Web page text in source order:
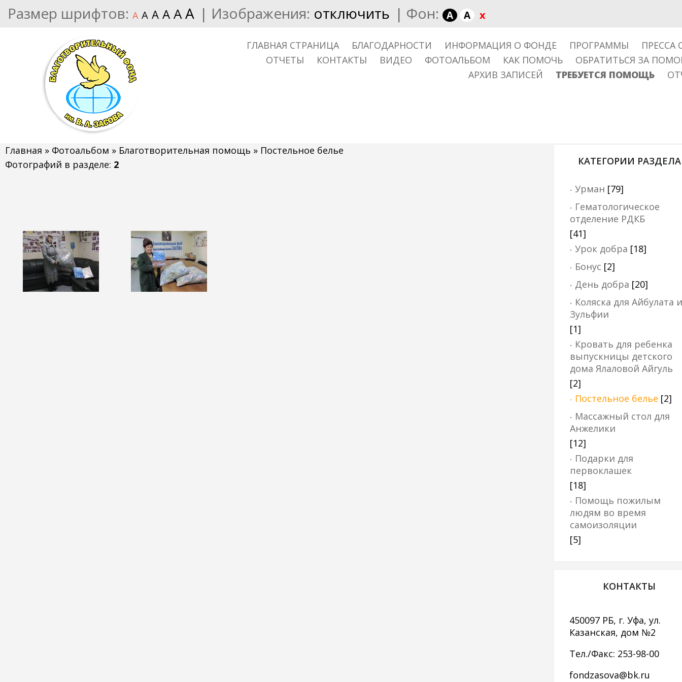
Размер шрифтов: A A A A AA | Изображения: отключить | Фон: A A x
ГЛАВНАЯ СТРАНИЦА БЛАГОДАРНОСТИ ИНФОРМАЦИЯ О ФОНДЕ ПРОГРАММЫ
ПРЕССА
ОТЧЕТЫ
КОНТАКТЫ ВИДЕО ФОТОАЛЬБОМ КАК ПОМОЧЬ
ОБРАТИТЬСЯ ЗА
АРХИВ ЗАПИСЕЙ
ТРЕБУЕТСЯ ПОМОЩЬ
Главная » Фотоальбом » Благотворительная помощь » Постельное белье
Фотографий в разделе: 2 КАТЕГОРИИ РАЗДЕЛА
Урман [79]
Гематологическое
отделение РДКБ
[41]
Урок добра [18]
Бонус [2]
День добра [20]
Коляска для Айбулата и
Зульфии
[1]
Кровать для ребенка
выпускницы детского
дома Ялаловой Айгуль
[2]
Постельное белье [2]
Массажный стол для
Анжелики
[12]
Подарки для
первоклашек
[18]
Помощь пожилым
людям во время
самоизоляции
[5]
КОНТАКТЫ
450097 РБ, г. Уфа, ул.
Казанская, дом №2
Тел./Факс: 253-98-00
fondzasova@bk.ru